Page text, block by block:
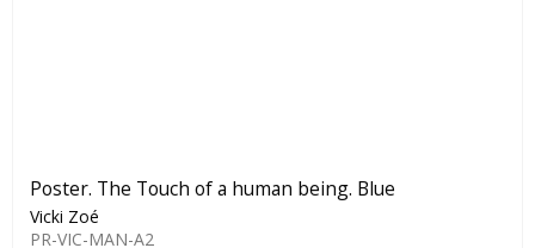
Poster. The Touch of a human being. Blue
Vicki Zoé
PR-VIC-MAN-A2